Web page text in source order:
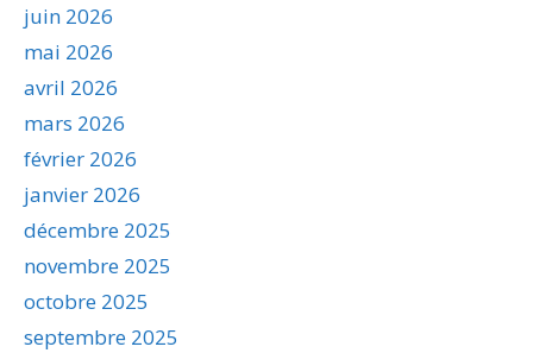
juin 2026
mai 2026
avril 2026
mars 2026
février 2026
janvier 2026
décembre 2025
novembre 2025
octobre 2025
septembre 2025